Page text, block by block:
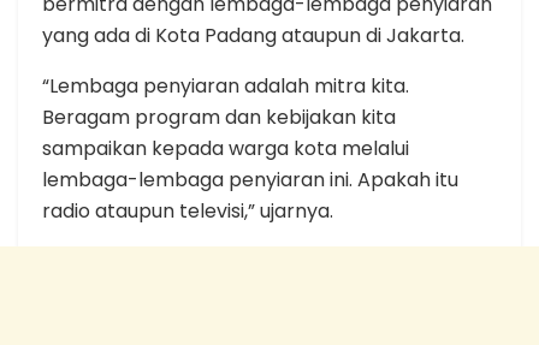
yang ada di Kota Padang ataupun di Jakarta.
“Lembaga penyiaran adalah mitra kita.
Beragam program dan kebijakan kita
sampaikan kepada warga kota melalui
lembaga-lembaga penyiaran ini. Apakah itu
radio ataupun televisi,” ujarnya.